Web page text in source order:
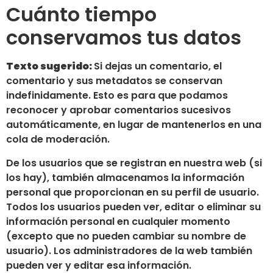
Cuánto tiempo
conservamos tus datos
Texto sugerido:Si dejas un comentario, el
comentario y sus metadatos se conservan
indefinidamente. Esto es para que podamos
reconocer y aprobar comentarios sucesivos
automáticamente, en lugar de mantenerlos en una
cola de moderación.
De los usuarios que se registran en nuestra web (si
los hay), también almacenamos la información
personal que proporcionan en su perfil de usuario.
Todos los usuarios pueden ver, editar o eliminar su
información personal en cualquier momento
(excepto que no pueden cambiar su nombre de
usuario). Los administradores de la web también
pueden ver y editar esa información.